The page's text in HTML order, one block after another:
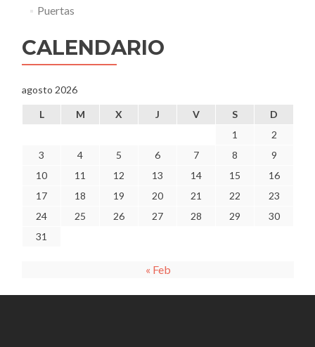
Puertas
CALENDARIO
agosto 2026
L M X J V S
D
1
2
3
4 5 6 7 8
9
10
11 12 13 14 15
16
17
18 19 20 21 22
23
24
25 26 27 28 29
30
31
« Feb